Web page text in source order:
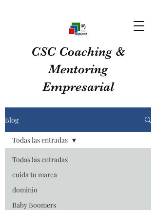
CSC Coaching &
Mentoring
Empresarial
Blog
Todas las entradas
cuida tu marca
dominio
Baby Boomers
Todas las entradas